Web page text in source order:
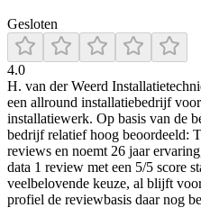
Gesloten
4.0
H. van der Weerd
een allround installatiebedrijf
installatiewerk. Op basis van de
bedrijf relatief hoog beoordeeld:
reviews en noemt 26 jaar
data 1 review met een 5/5 score
veelbelovende keuze, al blijft
profiel de reviewbasis daar nog